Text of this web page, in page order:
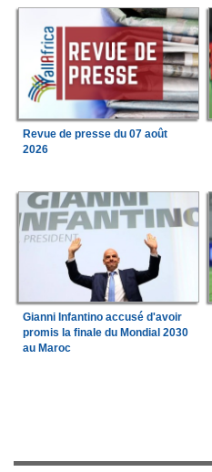
Revue de presse du 07 août
2026
Gianni Infantino accusé d'avoir
promis la finale du Mondial 2030
au Maroc